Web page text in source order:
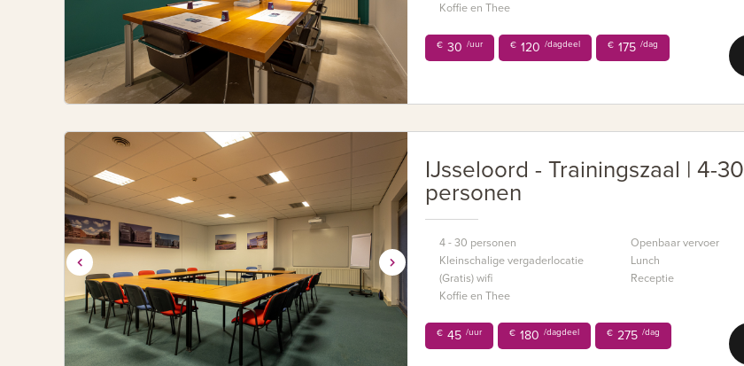
Koffie en Thee
€ 30 /uur € 120 /dagdeel € 175 /dag
IJsseloord - Trainingszaal | 4-30
personen
4 - 30 personen
Kleinschalige vergaderlocatie
(Gratis) wifi
Koffie en Thee
Openbaar vervoer
Lunch
Receptie
€ 45 /uur € 180 /dagdeel € 275 /dag